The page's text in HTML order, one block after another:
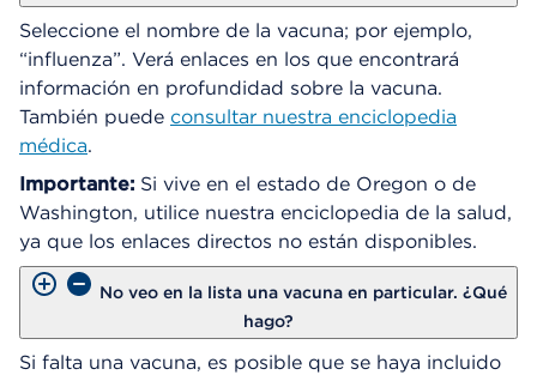
Seleccione el nombre de la vacuna; por ejemplo,
“influenza”. Verá enlaces en los que encontrará
información en profundidad sobre la vacuna.
También puede consultar nuestra enciclopedia
médica.
Importante: Si vive en el estado de Oregon o de
Washington, utilice nuestra enciclopedia de la salud,
ya que los enlaces directos no están disponibles.
No veo en la lista una vacuna en particular. ¿Qué
hago?
Si falta una vacuna, es posible que se haya incluido